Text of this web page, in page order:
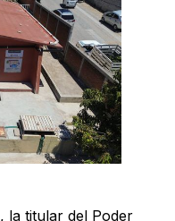
la titular del Poder